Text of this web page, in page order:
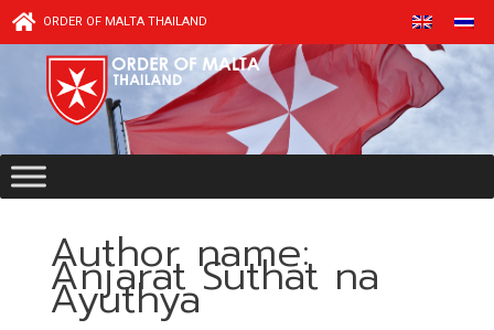
Skip
content
ORDER OF MALTA THAILAND
Author name:
Anjarat Suthat na
Ayuthya